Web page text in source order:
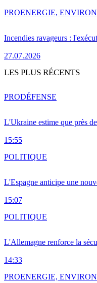
Incendies ravageurs :
27.07.2026
PROENERGIE,
LES PLUS RÉCENTS
L'Ukraine estime que près
15:55
PRODÉFENSE
L'Espagne anticipe une
15:07
POLITIQUE
L'Allemagne renforce la
14:33
POLITIQUE
PROENERGIE,